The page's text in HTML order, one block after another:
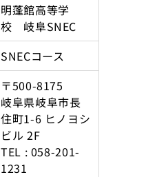
明蓬館高等学
校 岐阜SNEC
SNECコース
〒500-8175
岐阜県岐阜市長
住町1-6 ヒノヨシ
ビル 2F
TEL : 058-201-
1231